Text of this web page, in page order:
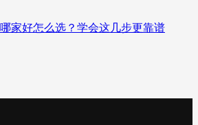
家好怎么选？学会这几步更靠谱